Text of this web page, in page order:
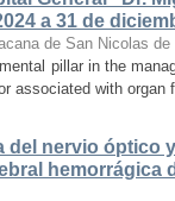
a 31 de
de San Nicolas de
pillar in the
associated with organ
del nervio óptico
hemorrágica